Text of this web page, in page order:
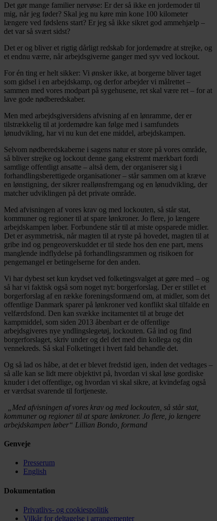
Det gør mange familier nervøse: Er der så ikke en jordemoder til
mig, når jeg føder? Skal jeg nu køre min kone 100 kilometer
længere ved fødslens start? Er jeg så ikke sikret god ammehjælp –
det var så svært sidst?
Det er og bliver et rigtig dårligt redskab for jordemødre at strejke, og
et endnu værre, når arbejdsgiverne ganger med syv ved lockout.
For én ting er helt sikker: Vi ønsker ikke, at borgerne bliver taget
som gidsel i en arbejdskamp, og derfor arbejder vi målrettet –
sammen med vores modpart på sygehusene, ret skal være ret – for at
lave gode nødberedskaber.
Men med arbejdsgiversidens afvisning af en lønramme, der er
tilstrækkelig til at jordemødre kan følge med i samfundets
lønudvikling, har vi nu kun det ene middel, arbejdskampen.
Selvom nødberedskaberne i sagens natur er store på vores område,
så bliver strejke og lockout denne gang ekstremt mærkbart fordi
samtlige offentligt ansatte – altså dem, der organiserer sig i
forhandlingsberettigede organisationer – står sammen om at kræve
en lønstigning, der sikrer reallønsfremgang og en lønudvikling, der
matcher udviklingen på det private område.
Med afvisningen af vores krav og med lockouten, så står stat,
kommuner og regioner til at spare lønkroner. Jo flere, jo længere
arbejdskampen løber. Forbundene står til at miste opsparede midler.
Det er asymmetrisk, når magten til at ryste på hovedet, magten til at
gribe ind og pengeoverskuddet er til stede hos den ene part, mens
manglende indflydelse på forhandlingsrammen og risikoen for
pengemangel er betingelserne for den anden.
Vi har dybest set kun krydset ved folketingsvalget at gøre med – og
så har vi faktisk også som noget nyt: borgerforslag. Der er stillet et
borgerforslag af en række foreningsformænd om, at midler, som det
offentlige Danmark sparer på lønkroner ved konflikt skal tilfalde en
velfærdsfond. Den kan svække incitamentet til at bruge det
kampmiddel, som siden 2013 åbenbart er de offentlige
arbejdsgiveres nye yndlingslegetøj, lockouten. Gå ind og find
borgerforslaget, skriv under og del det med din kollega og din
vennekreds. Så skal Folketinget i hvert fald behandle det.
Og så lad os håbe, at det er blevet fredstid igen, inden det vedtages –
så alle kan se lidt mere objektivt på, hvordan vi skal løse gordiske
knuder i det offentlige, og hvordan vi skal sikre, at kvindefag også
er værdsat svarende til fortjeneste.
„Med afvisningen af vores krav og med lockouten, så står stat,
kommuner og regioner til at spare lønkroner. Jo flere, jo længere
arbejdskampen løber“ Lillian Bondo, formand
Genveje
Presserum
English
Dokumentation
Privatlivs- og cookiespolitik
Vilkår for deltagelse i arrangementer